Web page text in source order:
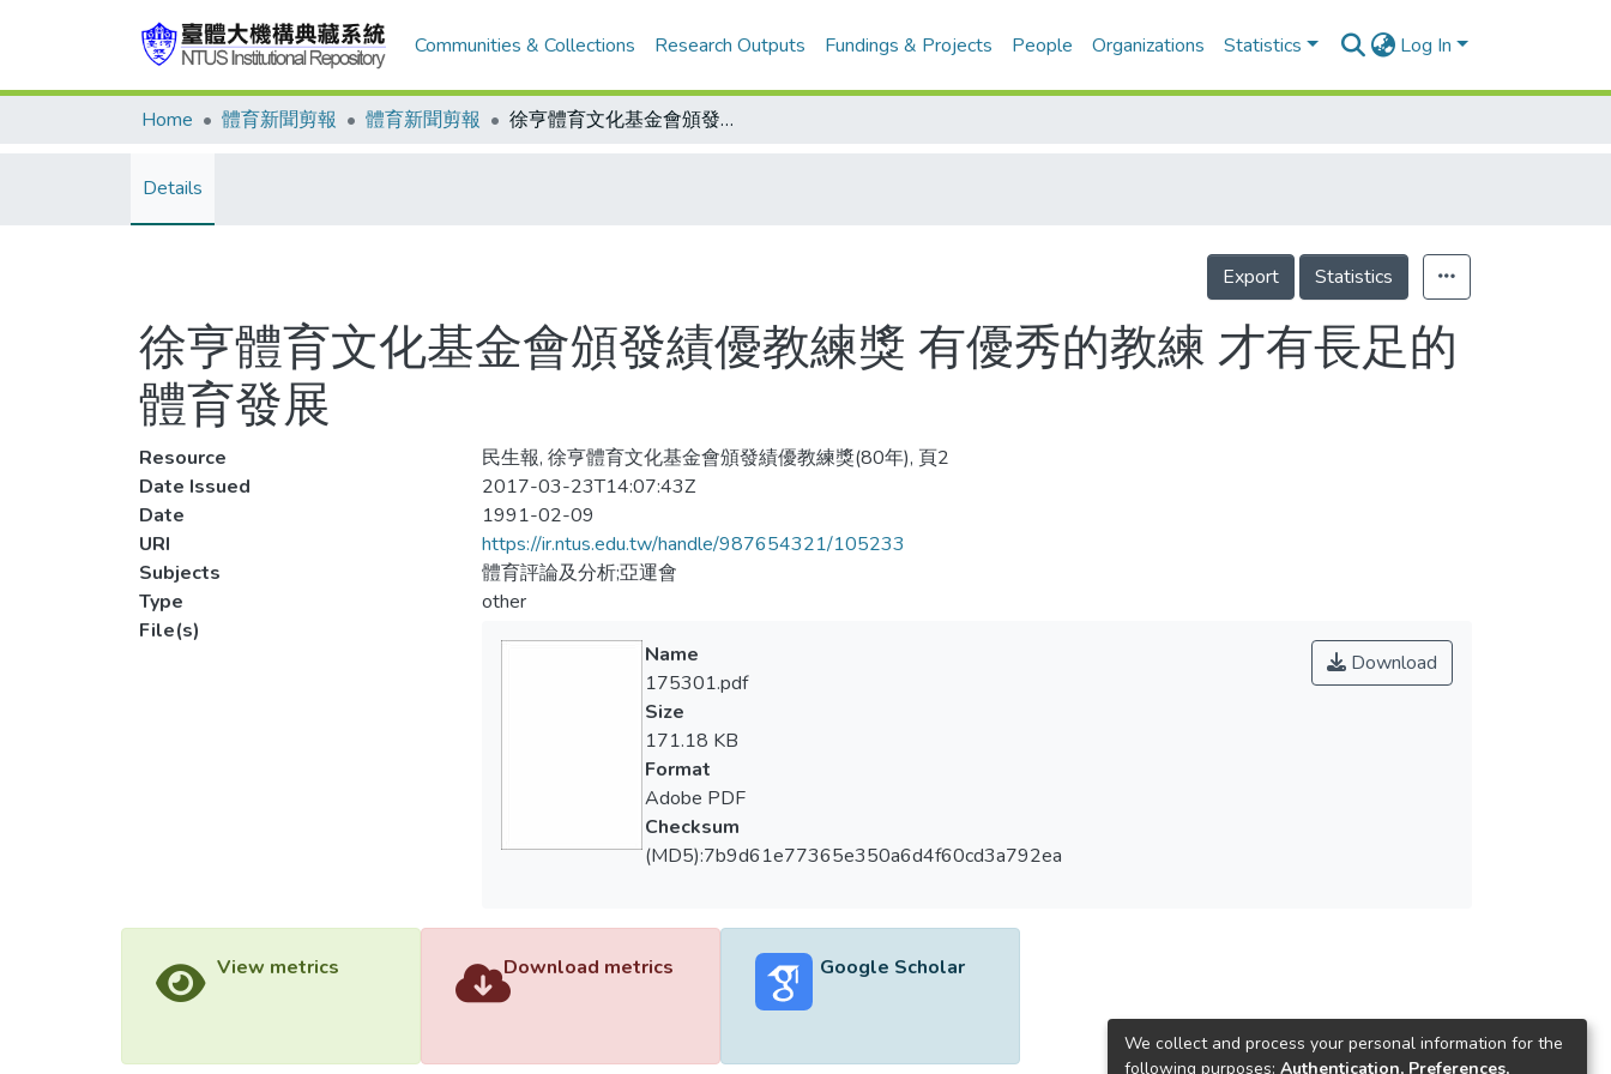
Communities & Collections Research Outputs Fundings & Projects People Organizations Statistics Log In
Home 體育新聞剪報 體育新聞剪報 徐亨體育文化基金會頒發績優教練獎 有優秀的教練 才有長足的體育發展
Details
Export Statistics
徐亨體育文化基金會頒發績優教練獎 有優秀的教練 才有長足的
體育發展
Resource
民生報, 徐亨體育文化基金會頒發績優教練獎(80年), 頁2
Date Issued
2017-03-23T14:07:43Z
Date
1991-02-09
URI
https://ir.ntus.edu.tw/handle/987654321/105233
Subjects
體育評論及分析;亞運會
Type
other
File(s)
Download
Name
175301.pdf
Size
171.18 KB
Format
Adobe PDF
Checksum
(MD5):7b9d61e77365e350a6d4f60cd3a792ea
View metrics Download metrics Google Scholar
We collect and process your personal information for the
following purposes: Authentication, Preferences,